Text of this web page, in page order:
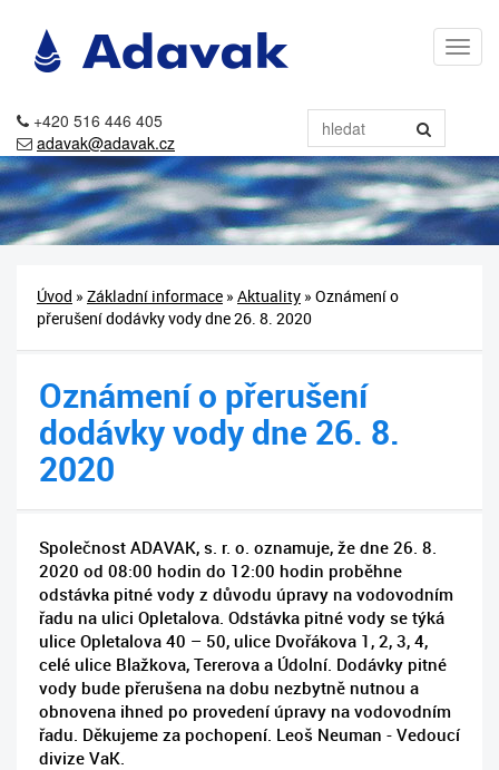
+420 516 446 405
adavak@adavak.cz
Úvod » Základní informace » Aktuality » Oznámení o
přerušení dodávky vody dne 26. 8. 2020
Oznámení o přerušení
dodávky vody dne 26. 8.
2020
Společnost ADAVAK, s. r. o. oznamuje, že dne 26. 8.
2020 od 08:00 hodin do 12:00 hodin proběhne
odstávka pitné vody z důvodu úpravy na vodovodním
řadu na ulici Opletalova. Odstávka pitné vody se týká
ulice Opletalova 40 – 50, ulice Dvořákova 1, 2, 3, 4,
celé ulice Blažkova, Tererova a Údolní. Dodávky pitné
vody bude přerušena na dobu nezbytně nutnou a
obnovena ihned po provedení úpravy na vodovodním
řadu. Děkujeme za pochopení. Leoš Neuman - Vedoucí
divize VaK.